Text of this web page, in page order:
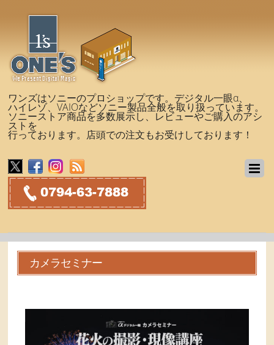
ワンズはソニーのプロショップです。デジタル一眼α、
ハイレゾ、VAIOなどソニー製品全般を取り扱っています。
ソニーストア商品を多数展示し、レビューやご購入のアシ
ストを
行っております。店頭での注文もお受けしております！
カメラセミナー